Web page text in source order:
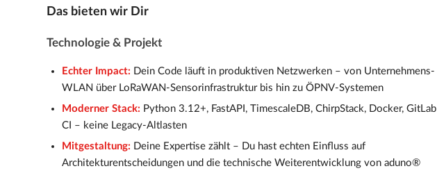
Das bieten wir Dir
Technologie & Projekt
Echter Impact: Dein Code läuft in produktiven Netzwerken – von Unternehmens-
WLAN über LoRaWAN-Sensorinfrastruktur bis hin zu ÖPNV-Systemen
Moderner Stack: Python 3.12+, FastAPI, TimescaleDB, ChirpStack, Docker, GitLab
CI – keine Legacy-Altlasten
Mitgestaltung: Deine Expertise zählt – Du hast echten Einfluss auf
Architekturentscheidungen und die technische Weiterentwicklung von aduno®